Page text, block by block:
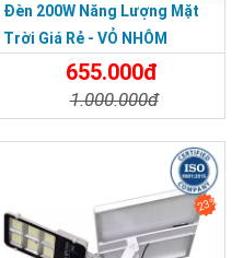
Đèn 200W Năng Lượng Mặt
Trời Giá Rẻ - VỎ NHÔM
655.000đ
1.000.000đ
23%